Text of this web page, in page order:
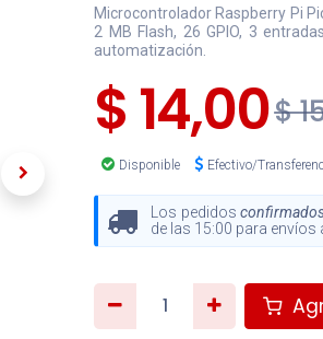
Microcontrolador Raspberry Pi
2 MB Flash, 26 GPIO, 3
automatización.
$14,00$
Disponible Efectivo/
Los pedidos
de las 15:00 para